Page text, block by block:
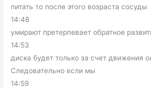
питать то после этого возраста сосуды
14:48
умирают претерпевает обратное
14:53
диска будет только за счет движения
Следовательно если мы
14:59